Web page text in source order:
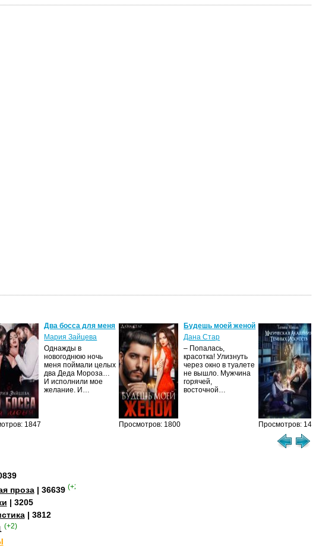
1847
Два босса для меня
Мария Зайцева
Однажды в
новогоднюю ночь
меня поймали целых
два Деда Мороза…
И исполнили мое
желание. И…
Просмотров: 1800
Будешь моей женой
Дана Стар
– Попалась,
красотка! Улизнуть
через окно в туалете
не вышло. Мужчина
горячей,
восточной…
Просмотров: 1462
проза| 36639 (+2)
| 3205
| 3812
(+2)